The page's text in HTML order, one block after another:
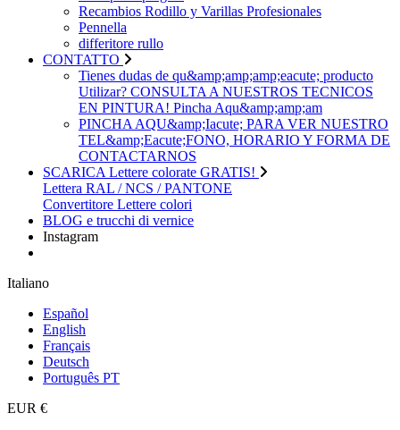
Recambios Rodillo y Varillas Profesionales
Pennella
differitore rullo
CONTATTO
Tienes dudas de qu&amp;amp;amp;eacute; producto
Utilizar? CONSULTA A NUESTROS TECNICOS
EN PINTURA! Pincha Aqu&amp;amp;am
PINCHA AQU&amp;Iacute; PARA VER NUESTRO
TEL&amp;Eacute;FONO, HORARIO Y FORMA DE
CONTACTARNOS
SCARICA Lettere colorate GRATIS!
Lettera RAL / NCS / PANTONE
Convertitore Lettere colori
BLOG e trucchi di vernice
Instagram
Italiano
Español
English
Français
Deutsch
Português PT
EUR €